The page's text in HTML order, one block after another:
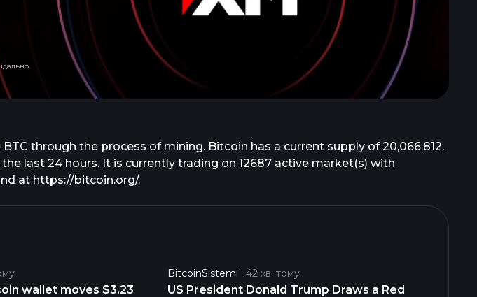
through the process of mining. Bitcoin has a current supply of 20,066,812.
last 24 hours. It is currently trading on 12687 active market(s) with
at https://bitcoin.org/.
wallet moves $3.23
BitcoinSistemi 42 хв. тому
US President Donald Trump Draws a Red